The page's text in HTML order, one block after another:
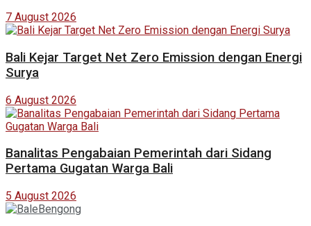
7 August 2026
Bali Kejar Target Net Zero Emission dengan Energi
Surya
6 August 2026
Banalitas Pengabaian Pemerintah dari Sidang
Pertama Gugatan Warga Bali
5 August 2026